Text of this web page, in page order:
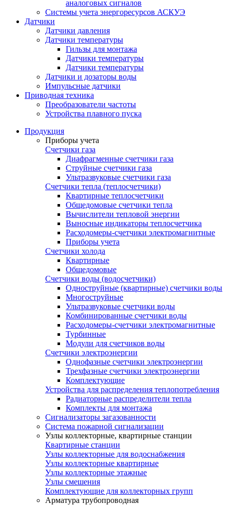
аналоговых сигналов
Системы учета энергоресурсов АСКУЭ
Датчики
Датчики давления
Датчики температуры
Гильзы для монтажа
Датчики температуры
Датчики температуры
Датчики и дозаторы воды
Импульсные датчики
Приводная техника
Преобразователи частоты
Устройства плавного пуска
Продукция
Приборы учета
Счетчики газа
Диафрагменные счетчики газа
Струйные счетчики газа
Ультразвуковые счетчики газа
Счетчики тепла (теплосчетчики)
Квартирные теплосчетчики
Общедомовые счетчики тепла
Вычислители тепловой энергии
Выносные индикаторы теплосчетчика
Расходомеры-счетчики электромагнитные
Приборы учета
Счетчики холода
Квартирные
Общедомовые
Счетчики воды (водосчетчики)
Одноструйные (квартирные) счетчики воды
Многоструйные
Ультразвуковые счетчики воды
Комбинированные счетчики воды
Расходомеры-счетчики электромагнитные
Турбинные
Модули для счетчиков воды
Счетчики электроэнергии
Однофазные счетчики электроэнергии
Трехфазные счетчики электроэнергии
Комплектующие
Устройства для распределения теплопотребления
Радиаторные распределители тепла
Комплекты для монтажа
Сигнализаторы загазованности
Система пожарной сигнализации
Узлы коллекторные, квартирные станции
Квартирные станции
Узлы коллекторные для водоснабжения
Узлы коллекторные квартирные
Узлы коллекторные этажные
Узлы смешения
Комплектующие для коллекторных групп
Арматура трубопроводная